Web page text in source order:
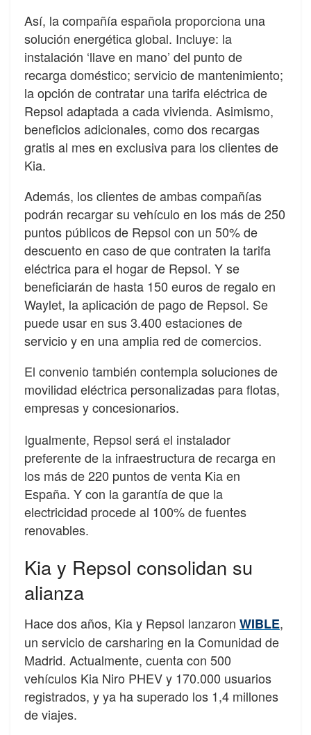
Así, la compañía española proporciona una
solución energética global. Incluye: la
instalación ‘llave en mano’ del punto de
recarga doméstico; servicio de mantenimiento;
la opción de contratar una tarifa eléctrica de
Repsol adaptada a cada vivienda. Asimismo,
beneficios adicionales, como dos recargas
gratis al mes en exclusiva para los clientes de
Kia.
Además, los clientes de ambas compañías
podrán recargar su vehículo en los más de 250
puntos públicos de Repsol con un 50% de
descuento en caso de que contraten la tarifa
eléctrica para el hogar de Repsol. Y se
beneficiarán de hasta 150 euros de regalo en
Waylet, la aplicación de pago de Repsol. Se
puede usar en sus 3.400 estaciones de
servicio y en una amplia red de comercios.
El convenio también contempla soluciones de
movilidad eléctrica personalizadas para flotas,
empresas y concesionarios.
Igualmente, Repsol será el instalador
preferente de la infraestructura de recarga en
los más de 220 puntos de venta Kia en
España. Y con la garantía de que la
electricidad procede al 100% de fuentes
renovables.
Kia y Repsol consolidan su
alianza
Hace dos años, Kia y Repsol lanzaron WIBLE,
un servicio de carsharing en la Comunidad de
Madrid. Actualmente, cuenta con 500
vehículos Kia Niro PHEV y 170.000 usuarios
registrados, y ya ha superado los 1,4 millones
de viajes.